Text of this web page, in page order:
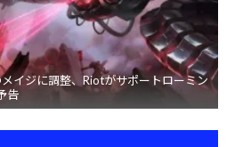
イジに調整、Riotがサポートローミン
告